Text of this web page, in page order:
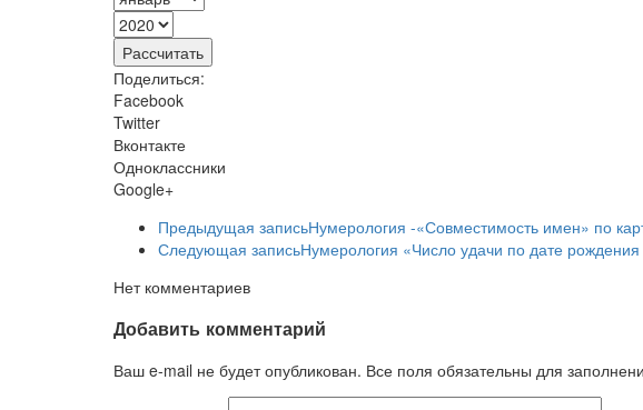
Поделиться:
Facebook
Twitter
Вконтакте
Одноклассники
Google+
Предыдущая записьНумерология -«Совместимость имен» по
Следующая записьНумерология «Число удачи по дате рождения
Нет комментариев
Добавить комментарий
Ваш e-mail не будет опубликован. Все поля обязательны для